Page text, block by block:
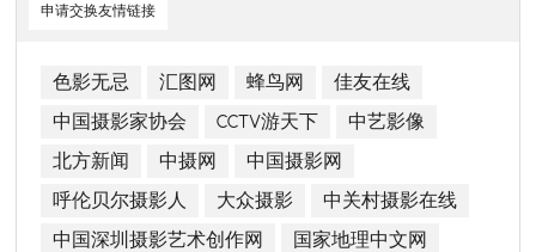
申请交换友情链接
色影无忌 汇图网 蜂鸟网
佳友在线
中国摄影家协会
CCTV游天下
中艺影像
北方新闻
中摄网
中国摄影网
呼伦贝尔摄影人
大众摄影
中关村摄影在线
中国深圳摄影艺术创作网
国家地理中文网